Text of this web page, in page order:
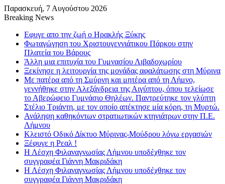
Παρασκευή, 7 Αυγούστου 2026
Breaking News
Εφυγε απο την ζωή o Ηρακλής Ξύκης
Φωταγώγηση του Χριστουγεννιάτικου Πάρκου στην
Πλατεία του Βάρους
Άλλη μια επιτυχία του Γυμνασίου Λιβαδοχωρίου
Ξεκίνησε η λειτουργία της μονάδας αφαλάτωσης στη Μύρινα
Με πατέρα από τη Σμύρνη και μητέρα από τη Λήμνο,
γεννήθηκε στην Αλεξάνδρεια της Αιγύπτου, όπου τελείωσε
το Αβερώφειο Γυμνάσιο Θηλέων. Παντρεύτηκε τον γλύπτη
Στέλιο Τριάντη, με τον οποίο απέκτησε μία κόρη, τη Μυρτώ.
Ανάληψη καθηκόντων στρατιωτικών κτηνιάτρων στην Π.Ε.
Λήμνου
Κλειστό Οδικό Δίκτυο Μύρινας-Μούδρου λόγω εργασιών
Ξέφυγε η Ρεαλ !
Η Λέσχη Φιλαναγνωσίας Λήμνου υποδέχθηκε τον
συγγραφέα Γιάννη Μακριδάκη
Η Λέσχη Φιλαναγνωσίας Λήμνου υποδέχθηκε τον
συγγραφέα Γιάννη Μακριδάκη